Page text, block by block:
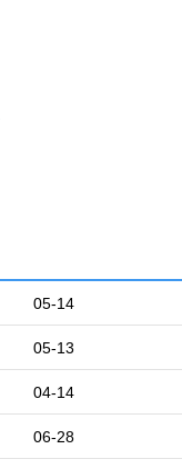
05-14
05-13
04-14
06-28